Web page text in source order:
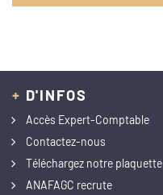
+ D'INFOS
Accès Expert-Comptable
Contactez-nous
Téléchargez notre plaquette
ANAFAGC recrute